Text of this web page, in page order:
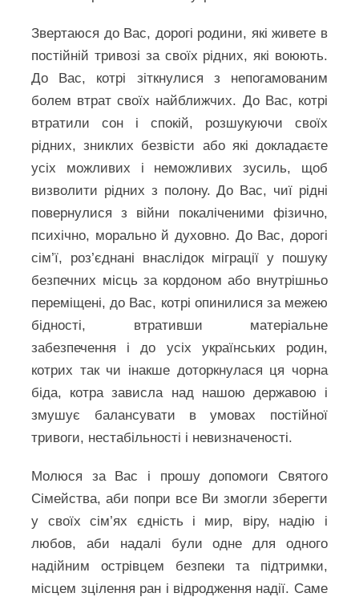
Звертаюся до Вас, дорогі родини, які живете в
постійній тривозі за своїх рідних, які воюють.
До Вас, котрі зіткнулися з непогамованим
болем втрат своїх найближчих. До Вас, котрі
втратили сон і спокій, розшукуючи своїх
рідних, зниклих безвісти або які докладаєте
усіх можливих і неможливих зусиль, щоб
визволити рідних з полону. До Вас, чиї рідні
повернулися з війни покаліченими фізично,
психічно, морально й духовно. До Вас, дорогі
сім’ї, роз’єднані внаслідок міграції у пошуку
безпечних місць за кордоном або внутрішньо
переміщені, до Вас, котрі опинилися за межею
бідності, втративши матеріальне
забезпечення і до усіх українських родин,
котрих так чи інакше доторкнулася ця чорна
біда, котра зависла над нашою державою і
змушує балансувати в умовах постійної
тривоги, нестабільності і невизначеності.
Молюся за Вас і прошу допомоги Святого
Сімейства, аби попри все Ви змогли зберегти
у своїх сім’ях єдність і мир, віру, надію і
любов, аби надалі були одне для одного
надійним острівцем безпеки та підтримки,
місцем зцілення ран і відродження надії. Саме